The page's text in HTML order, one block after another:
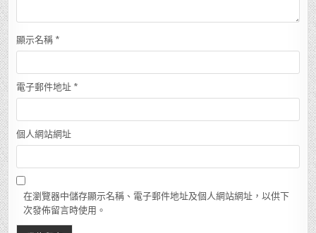
顯示名稱 *
電子郵件地址 *
個人網站網址
在瀏覽器中儲存顯示名稱、電子郵件地址及個人網站網址，以供下
次發佈留言時使用。